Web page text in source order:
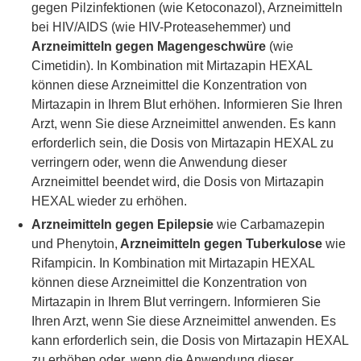
gegen Pilzinfektionen (wie Ketoconazol), Arzneimitteln
bei HIV/AIDS (wie HIV-Proteasehemmer) und
Arzneimitteln gegen Magengeschwüre (wie
Cimetidin). In Kombination mit Mirtazapin HEXAL
können diese Arzneimittel die Konzentration von
Mirtazapin in Ihrem Blut erhöhen. Informieren Sie Ihren
Arzt, wenn Sie diese Arzneimittel anwenden. Es kann
erforderlich sein, die Dosis von Mirtazapin HEXAL zu
verringern oder, wenn die Anwendung dieser
Arzneimittel beendet wird, die Dosis von Mirtazapin
HEXAL wieder zu erhöhen.
Arzneimitteln gegen Epilepsie wie Carbamazepin
und Phenytoin, Arzneimitteln gegen Tuberkulose wie
Rifampicin. In Kombination mit Mirtazapin HEXAL
können diese Arzneimittel die Konzentration von
Mirtazapin in Ihrem Blut verringern. Informieren Sie
Ihren Arzt, wenn Sie diese Arzneimittel anwenden. Es
kann erforderlich sein, die Dosis von Mirtazapin HEXAL